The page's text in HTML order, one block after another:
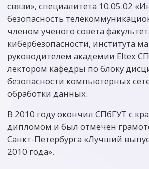
связи», специалитета 10.05.02
безопасность
членом ученого совета
кибербезопасности, института
руководителем академии Eltex
лектором кафедры по блоку
безопасности компьютерных
обработки данных.
В 2010 году окончил СПбГУТ с
дипломом и был отмечен
Санкт-Петербурга «Лучший
2010 года».